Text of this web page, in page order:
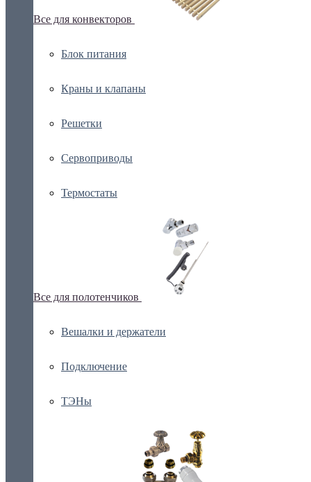
Все для конвекторов
Блок питания
Краны и клапаны
Решетки
Сервоприводы
Термостаты
Все для полотенчиков
Вешалки и держатели
Подключение
ТЭНы